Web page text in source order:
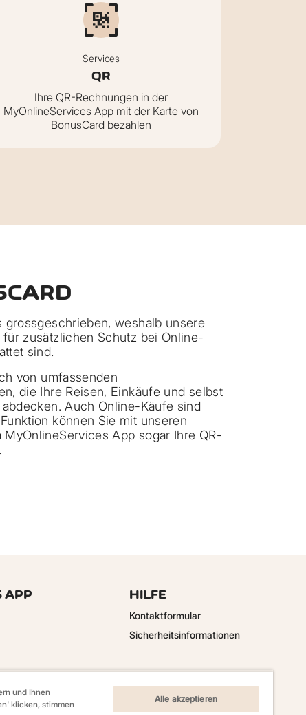
Services
QR
Ihre QR-Rechnungen in der
MyOnlineServices App mit der Karte von
BonusCard bezahlen
weshalb unsere
zusätzlichen Schutz bei Online-
sind.
von umfassenden
die Ihre Reisen, Einkäufe und selbst
Auch Online-Käufe sind
können Sie mit unseren
App sogar Ihre QR-
APP HILFE
Kontaktformular
Sicherheitsinformationen
und Ihnen
klicken, stimmen
Alle akzeptieren